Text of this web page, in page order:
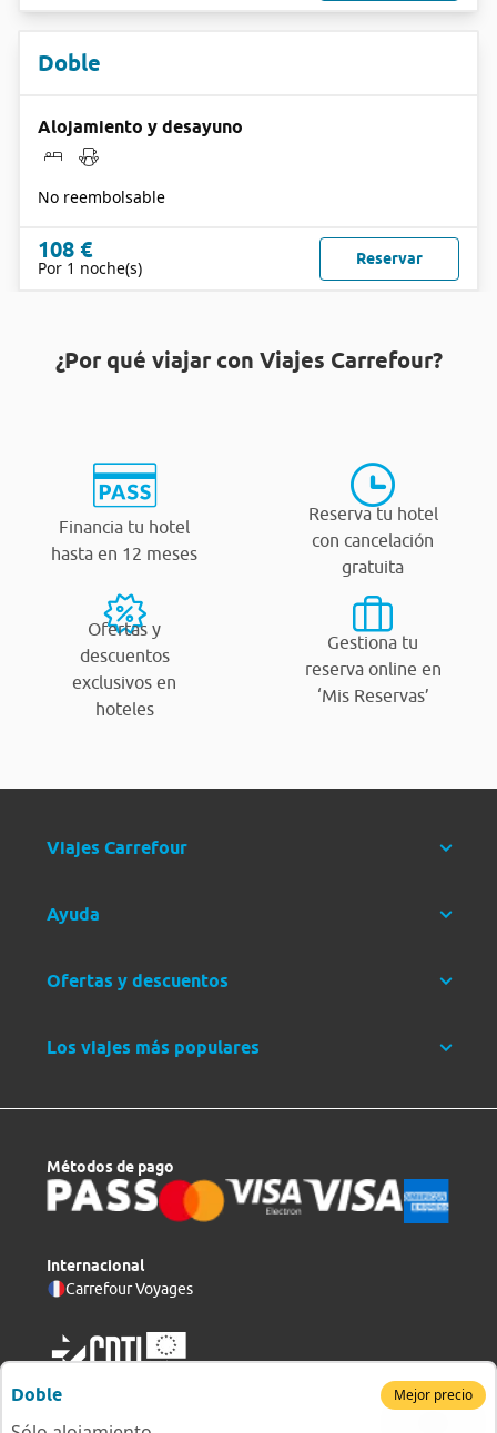
Doble
Alojamiento y desayuno
No reembolsable
108 €
Por 1 noche(s) Reservar
Doble Mejor precio
¿Por qué viajar con Viajes Carrefour?
Financia tu hotel
hasta en 12 meses
Reserva tu hotel
con cancelación
gratuita
Ofertas y
descuentos
exclusivos en
hoteles
Gestiona tu
reserva online en
‘Mis Reservas’
Viajes Carrefour
Ayuda
Ofertas y descuentos
Los viajes más populares
Métodos de pago
Internacional
Carrefour Voyages